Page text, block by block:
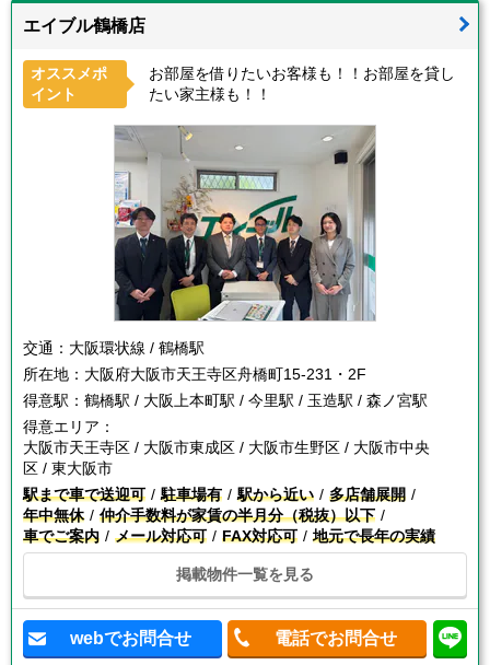
エイブル鶴橋店
オススメポ
イント
お部屋を借りたいお客様も！！お部屋を貸し
たい家主様も！！
交通： 大阪環状線 / 鶴橋駅
所在地： 大阪府大阪市天王寺区舟橋町15-231・2F
得意駅： 鶴橋駅 / 大阪上本町駅 / 今里駅 / 玉造駅 / 森ノ宮駅
得意エリア：
大阪市天王寺区 / 大阪市東成区 / 大阪市生野区 / 大阪市中央
区 / 東大阪市
駅まで車で送迎可
駐車場有 駅から近い
多店舗展開
年中無休
仲介手数料が家賃の半月分（税抜）以下
車でご案内
メール対応可 FAX対応可 地元で長年の実績
掲載物件一覧を見る
webでお問合せ 電話でお問合せ